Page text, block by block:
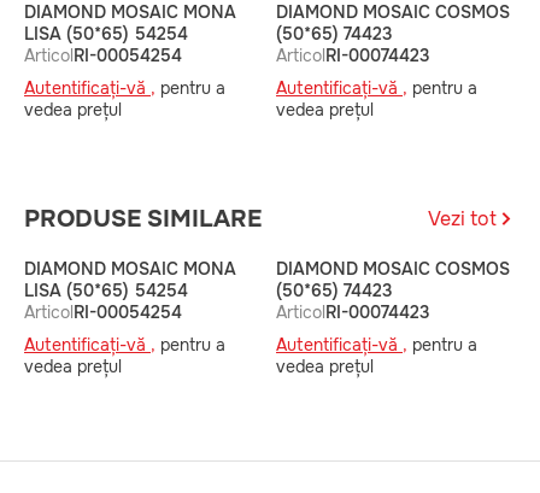
DIAMOND MOSAIC MONA
LISA (50*65) 54254
ArticolRI-00054254
Autentificați-vă , pentru a
vedea prețul
DIAMOND MOSAIC COSMOS
(50*65) 74423
ArticolRI-00074423
Autentificați-vă , pentru a
vedea prețul
PRODUSE SIMILARE Vezi tot
DIAMOND MOSAIC MONA
LISA (50*65) 54254
ArticolRI-00054254
Autentificați-vă , pentru a
vedea prețul
DIAMOND MOSAIC COSMOS
(50*65) 74423
ArticolRI-00074423
Autentificați-vă , pentru a
vedea prețul